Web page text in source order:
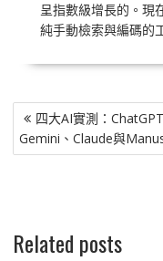
呈指數級增長的。現
純手動檢索與編碼的
文
章
導
四大AI實測：ChatGPT
Gemini、Claude與
Related posts